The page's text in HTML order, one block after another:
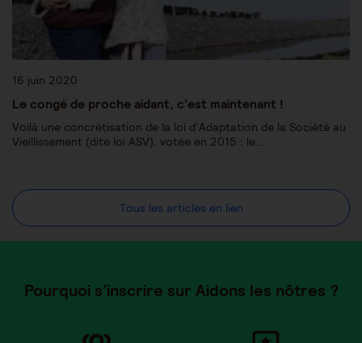
16 juin 2020
Le congé de proche aidant, c’est maintenant !
Voilà une concrétisation de la loi d’Adaptation de la Société au
Vieillissement (dite loi ASV), votée en 2015 : le…
Tous les articles en lien
Pourquoi s’inscrire sur Aidons les nôtres ?